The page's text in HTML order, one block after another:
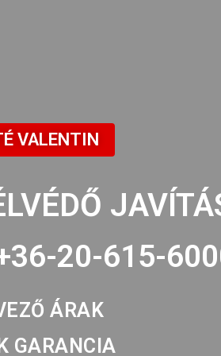
VALENTIN
20-615-
ÁRAK
GARANCIA